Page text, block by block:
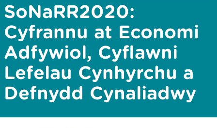
SoNaRR2020:
Cyfrannu at Economi
Adfywiol, Cyflawni
Lefelau Cynhyrchu a
Defnydd Cynaliadwy